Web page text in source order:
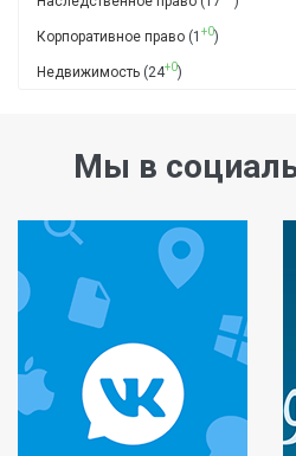
Корпоративное право (1 +0)
Недвижимость (24+0)
Мы в